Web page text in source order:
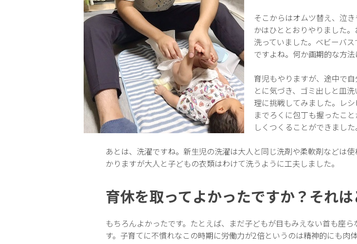
そこからはオムツ替え、泣
かはひととおりやりました
洗っていました。ベビーバ
ですよね。何か画期的な方法
育児もやりますが、途中で
とに気づき、ゴミ出しと皿
理に挑戦してみました。レ
までろくに包丁も握ったこ
しくつくることができました
あとは、洗濯ですね。新生児の洗濯は大人と同じ洗剤や柔軟剤などは
かりますが大人と子どもの衣類はわけて洗うように工夫しました。
育休を取ってよかったですか？それは
もちろんよかったです。たとえば、まだ子どもが目もみえない首も座
す。子育てに不慣れなこの時期に労働力が2倍というのは精神的にも肉